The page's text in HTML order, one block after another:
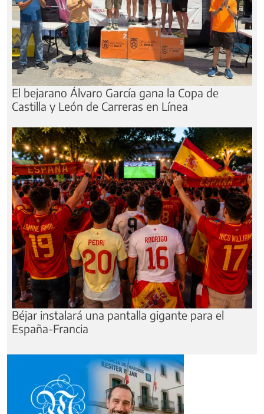
El bejarano Álvaro García gana la Copa de
Castilla y León de Carreras en Línea
Béjar instalará una pantalla gigante para el
España-Francia